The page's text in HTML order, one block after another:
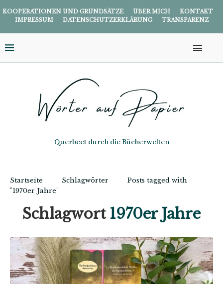
KOOPERATIONEN UND GRUNDSÄTZE ÜBER MICH
KONTAKT
IMPRESSUM
DATENSCHUTZERKLÄRUNG TRANSPARENZ
Querbeet durch die Bücherwelten
Startseite Schlagwörter
Posts tagged with
"1970er Jahre"
Schlagwort 1970er Jahre